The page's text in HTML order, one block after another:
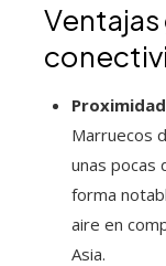
Marruecos
unas pocas
forma
aire en
Asia.